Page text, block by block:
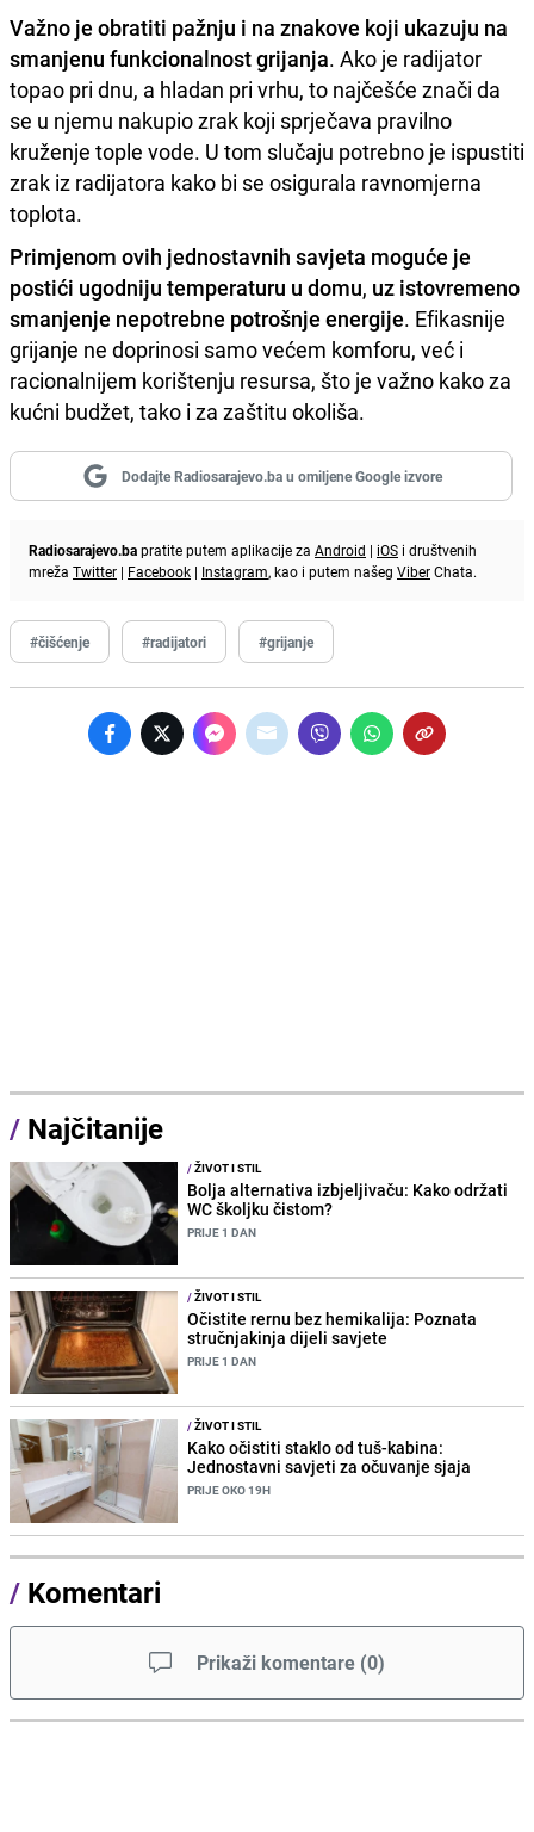
Važno je obratiti pažnju i na znakove koji ukazuju na
smanjenu funkcionalnost grijanja. Ako je radijator
topao pri dnu, a hladan pri vrhu, to najčešće znači da
se u njemu nakupio zrak koji sprječava pravilno
kruženje tople vode. U tom slučaju potrebno je ispustiti
zrak iz radijatora kako bi se osigurala ravnomjerna
toplota.
Primjenom ovih jednostavnih savjeta moguće je
postići ugodniju temperaturu u domu, uz istovremeno
smanjenje nepotrebne potrošnje energije. Efikasnije
grijanje ne doprinosi samo većem komforu, već i
racionalnijem korištenju resursa, što je važno kako za
kućni budžet, tako i za zaštitu okoliša.
Dodajte Radiosarajevo.ba u omiljene Google izvore
Radiosarajevo.bapratite putem aplikacije za Android | iOS i društvenih
mreža Twitter | Facebook | Instagram, kao i putem našeg ViberChata.
#čišćenje #radijatori #grijanje
/ Najčitanije
/ŽIVOT I STIL
Bolja alternativa izbjeljivaču: Kako održati
WC školjku čistom?
PRIJE 1 DAN
/ŽIVOT I STIL
Očistite rernu bez hemikalija: Poznata
stručnjakinja dijeli savjete
PRIJE 1 DAN
/ŽIVOT I STIL
Kako očistiti staklo od tuš-kabina:
Jednostavni savjeti za očuvanje sjaja
PRIJE OKO 19H
/ Komentari
Prikaži komentare (0)